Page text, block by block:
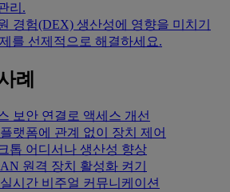
리.
경험(DEX) 생산성에 영향을 미치기
를 선제적으로 해결하세요.
례
보안 연결로 액세스 개선
플랫폼에 관계 없이 장치 제어
톱 어디서나 생산성 향상
원격 장치 활성화 켜기
실시간 비주얼 커뮤니케이션